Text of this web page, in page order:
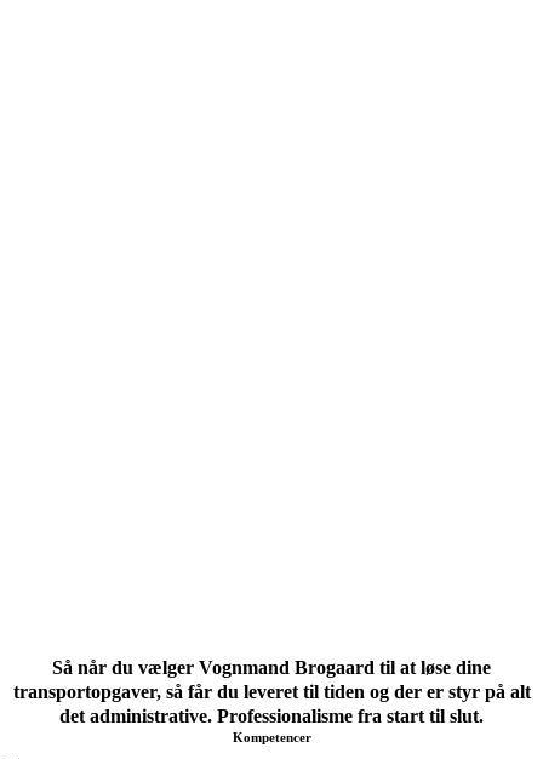
Så når du vælger Vognmand Brogaard til at løse dine
transportopgaver, så får du leveret til tiden og der er styr på alt
det administrative. Professionalisme fra start til slut.
Kompetencer